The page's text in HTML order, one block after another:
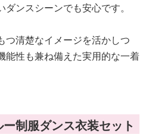
ンスシーンでも安心です。
つ清楚なイメージを活かしつ
能性も兼ね備えた実用的な一着
制服ダンス衣装セット